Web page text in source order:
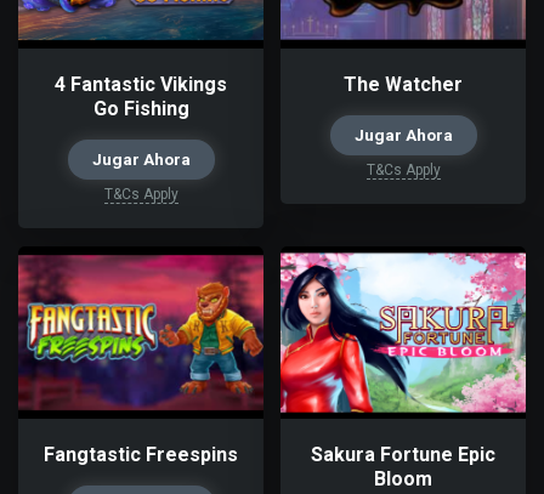
4 Fantastic Vikings
Go Fishing
Jugar Ahora
T&Cs Apply
The Watcher
Jugar Ahora
T&Cs Apply
Fangtastic Freespins
Sakura Fortune Epic
Bloom